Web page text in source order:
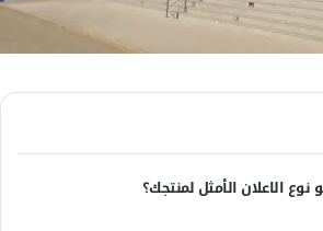
نوع الاعلان الأمثل لمنتجك؟